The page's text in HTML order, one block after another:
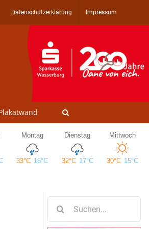
Datenschutzerklärung Impressum
nach: